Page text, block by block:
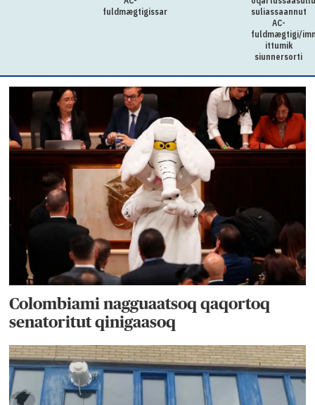
fuldmægtigissarsiorpoq
suliassaannut
AC-
fuldmægtigi/
ittumik
siunnersorti
Colombiami nagguaatsoq qaqortoq
senatoritut qinigaasoq